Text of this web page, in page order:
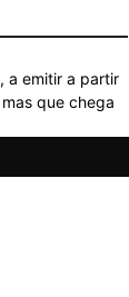
a emitir a partir
que chega